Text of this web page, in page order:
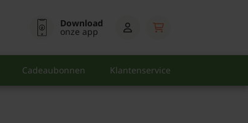
Download
onze app
Cadeaubonnen Klantenservice